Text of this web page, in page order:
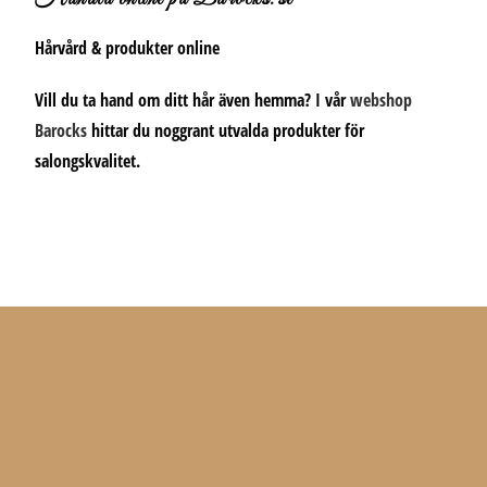
Hårvård & produkter online
Vill du ta hand om ditt hår även hemma? I vårwebshop
Barockshittar du noggrant utvalda produkter för
salongskvalitet.